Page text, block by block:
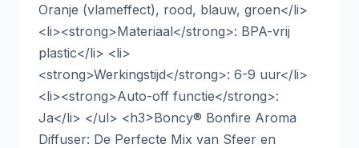
Oranje (vlameffect), rood, blauw, groen</li>
<li><strong>Materiaal</strong>: BPA-vrij
plastic</li> <li>
<strong>Werkingstijd</strong>: 6-9 uur</li>
<li><strong>Auto-off functie</strong>:
Ja</li> </ul> <h3>Boncy® Bonfire Aroma
Diffuser: De Perfecte Mix van Sfeer en